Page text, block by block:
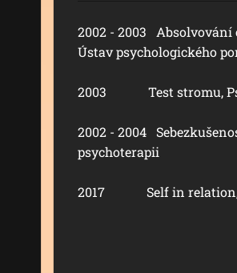
2002 - 2003 Absolvování
Ústav psychologického
2003 Test stromu,
2002 - 2004
psychoterapii
2017 Self in